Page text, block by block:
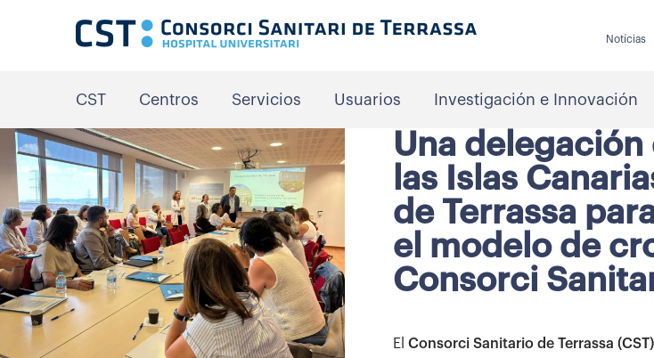
Notícias
CST Centros Servicios Usuarios Investigación e Innovación
Una delegación
las Islas
de Terrassa
el modelo de
Consorci
El Consorci Sanitario de Terrassa (CST)